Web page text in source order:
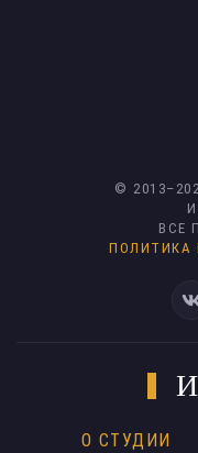
© 2013–
ВСЕ
ПОЛИТИКА
О СТУДИИ